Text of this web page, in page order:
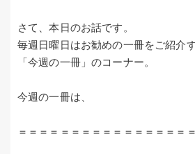
さて、本日のお話です。
毎週日曜日はお勧めの一冊をご紹介
「今週の一冊」のコーナー。
今週の一冊は、
＝＝＝＝＝＝＝＝＝＝＝＝＝＝＝＝